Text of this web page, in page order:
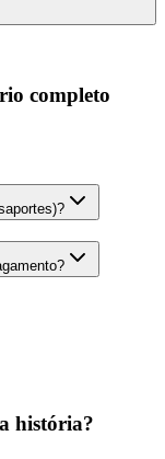
completo
história?